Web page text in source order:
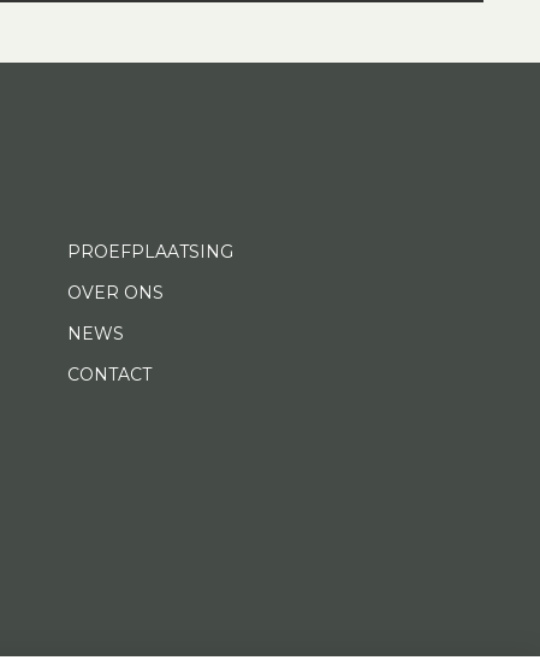
PROEFPLAATSING
OVER ONS
NEWS
CONTACT